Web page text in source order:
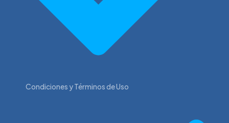
Condiciones y Términos de Uso